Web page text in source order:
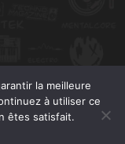
la meilleure
à utiliser ce
êtes satisfait.